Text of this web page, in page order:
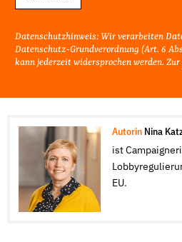
Datenschutzhinweis: Wir verarbeiten
Datenschutz-Grundverordnung (Art. 6
kann jederzeit widersprochen werden. Zur
Autorin Nina
ist
EU.